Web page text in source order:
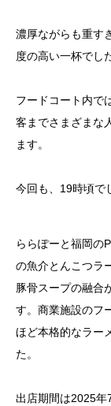
濃厚ながらも重す
度の高い一杯でし
フードコート内で
客までさまざまな
ます。
今回も、19時頃で
ららぽーと福岡の
の魚介とんこつラ
豚骨スープの融合
す。商業施設のフ
ほど本格的なラー
た。
出店期間は2025年